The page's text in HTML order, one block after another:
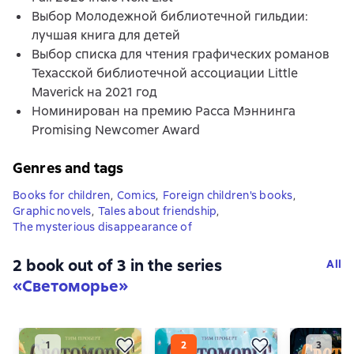
Выбор Молодежной библиотечной гильдии:
лучшая книга для детей
Выбор списка для чтения графических романов
Техасской библиотечной ассоциации Little
Maverick на 2021 год
Номинирован на премию Расса Мэннинга
Promising Newcomer Award
Genres and tags
Books for children, Comics, Foreign children's books,
Graphic novels, Tales about friendship,
The mysterious disappearance of
2 book out of 3 in the series
«Светоморье»
All